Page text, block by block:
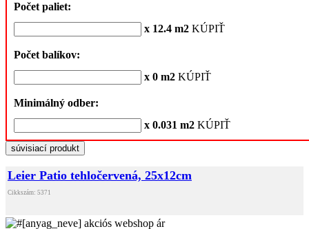
Počet paliet:
x 12.4 m2 KÚPIŤ
Počet balíkov:
x 0 m2 KÚPIŤ
Minimálný odber:
x 0.031 m2 KÚPIŤ
súvisiací produkt
Leier Patio tehločervená, 25x12cm
Cikkszám: 5371